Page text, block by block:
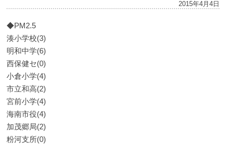
2015年4月4日
◆PM2.5
湊小学校(3)
明和中学(6)
西保健セ(0)
小倉小学(4)
市立和高(2)
宮前小学(4)
海南市役(4)
加茂郷局(2)
粉河支所(0)